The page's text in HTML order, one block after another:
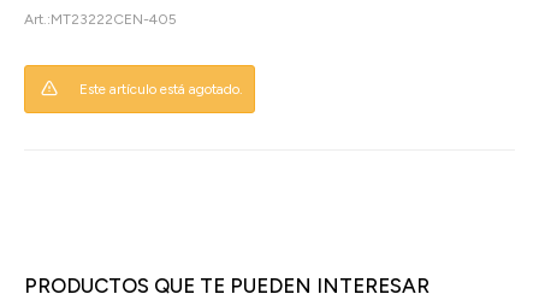
MT23222CEN-405
Este artículo está agotado.
PRODUCTOS QUE TE PUEDEN INTERESAR